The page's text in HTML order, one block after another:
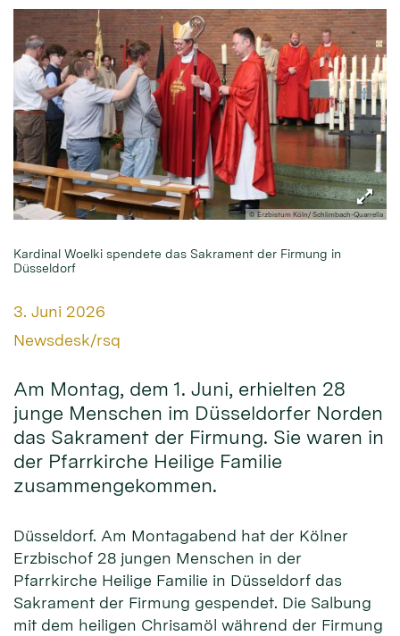
© Erzbistum Köln/ Schlimbach-Quarrella
Kardinal Woelki spendete das Sakrament der Firmung in
Düsseldorf
Datum:
3. Juni 2026
Von:
Newsdesk/rsq
Am Montag, dem 1. Juni, erhielten 28
junge Menschen im Düsseldorfer Norden
das Sakrament der Firmung. Sie waren in
der Pfarrkirche Heilige Familie
zusammengekommen.
Düsseldorf. Am Montagabend hat der Kölner
Erzbischof 28 jungen Menschen in der
Pfarrkirche Heilige Familie in Düsseldorf das
Sakrament der Firmung gespendet. Die Salbung
mit dem heiligen Chrisamöl während der Firmung